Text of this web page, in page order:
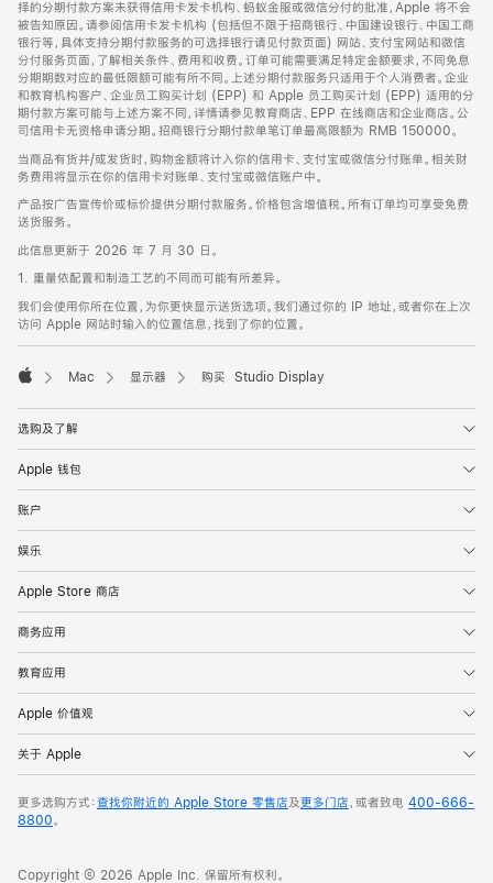
择的分期付款方案未获得信用卡发卡机构、蚂蚁金服或微信分付的批准，Apple 将不会
被告知原因。请参阅信用卡发卡机构 (包括但不限于招商银行、中国建设银行、中国工商
银行等，具体支持分期付款服务的可选择银行请见付款页面) 网站、支付宝网站和微信
分付服务页面，了解相关条件、费用和收费。订单可能需要满足特定金额要求，不同免息
分期期数对应的最低限额可能有所不同。上述分期付款服务只适用于个人消费者。企业
和教育机构客户、企业员工购买计划 (EPP) 和 Apple 员工购买计划 (EPP) 适用的分
期付款方案可能与上述方案不同，详情请参见教育商店、EPP 在线商店和企业商店。公
司信用卡无资格申请分期。招商银行分期付款单笔订单最高限额为 RMB 150000。
当商品有货并/或发货时，购物金额将计入你的信用卡、支付宝或微信分付账单。相关财
务费用将显示在你的信用卡对账单、支付宝或微信账户中。
产品按广告宣传价或标价提供分期付款服务。价格包含增值税。所有订单均可享受免费
送货服务。
此信息更新于 2026 年 7 月 30 日。
1. 重量依配置和制造工艺的不同而可能有所差异。
我们会使用你所在位置，为你更快显示送货选项。我们通过你的 IP 地址，或者你在上次
访问 Apple 网站时输入的位置信息，找到了你的位置。
Mac 显示器 购买 Studio Display
选购及了解
Apple 钱包
账户
娱乐
Apple Store 商店
商务应用
教育应用
Apple 价值观
关于 Apple
更多选购方式：查找你附近的 Apple Store 零售店及更多门店，或者致电 400-666-
8800。
Copyright © 2026 Apple Inc. 保留所有权利。